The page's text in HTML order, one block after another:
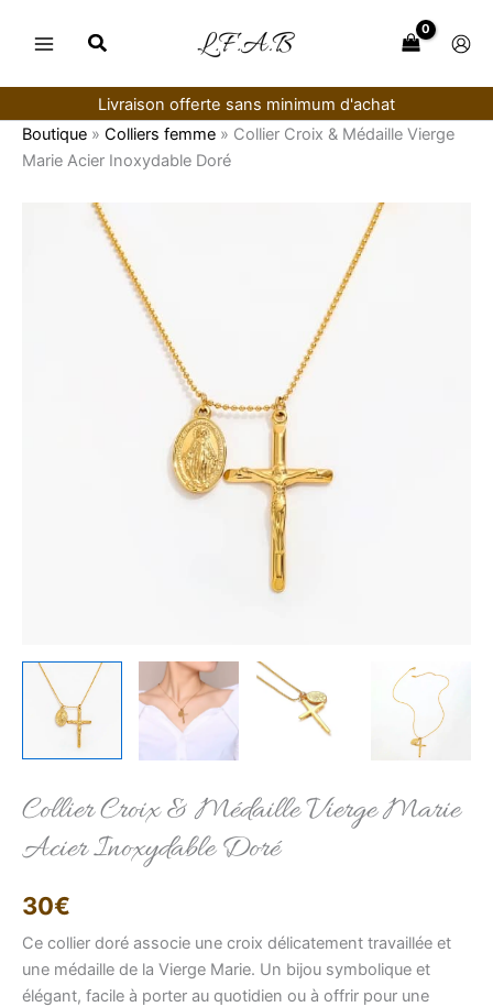
Livraison offerte sans minimum d'achat
Boutique » Colliers femme » Collier Croix & Médaille Vierge
Marie Acier Inoxydable Doré
Collier Croix & Médaille Vierge Marie
Acier Inoxydable Doré
30€
Ce collier doré associe une croix délicatement travaillée et
une médaille de la Vierge Marie. Un bijou symbolique et
élégant, facile à porter au quotidien ou à offrir pour une
Elise Conseillère LFAB
Comment puis-je vous aider ?